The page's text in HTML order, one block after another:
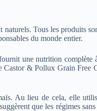
Tous les produits
du monde entier.
une nutrition complète
& Pollux Grain
Au lieu de cela, elle
que les régimes